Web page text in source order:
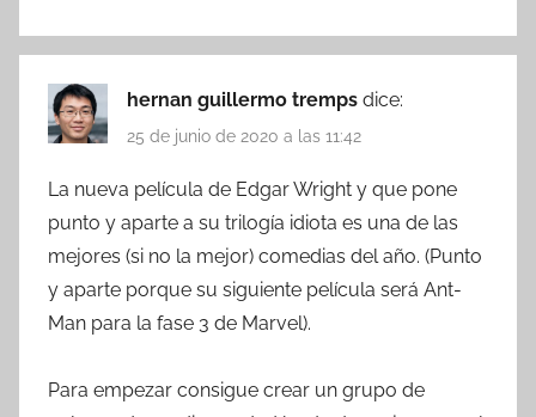
hernan guillermo tremps dice:
25 de junio de 2020 a las 11:42
La nueva película de Edgar Wright y que pone
punto y aparte a su trilogía idiota es una de las
mejores (si no la mejor) comedias del año. (Punto
y aparte porque su siguiente película será Ant-
Man para la fase 3 de Marvel).
Para empezar consigue crear un grupo de